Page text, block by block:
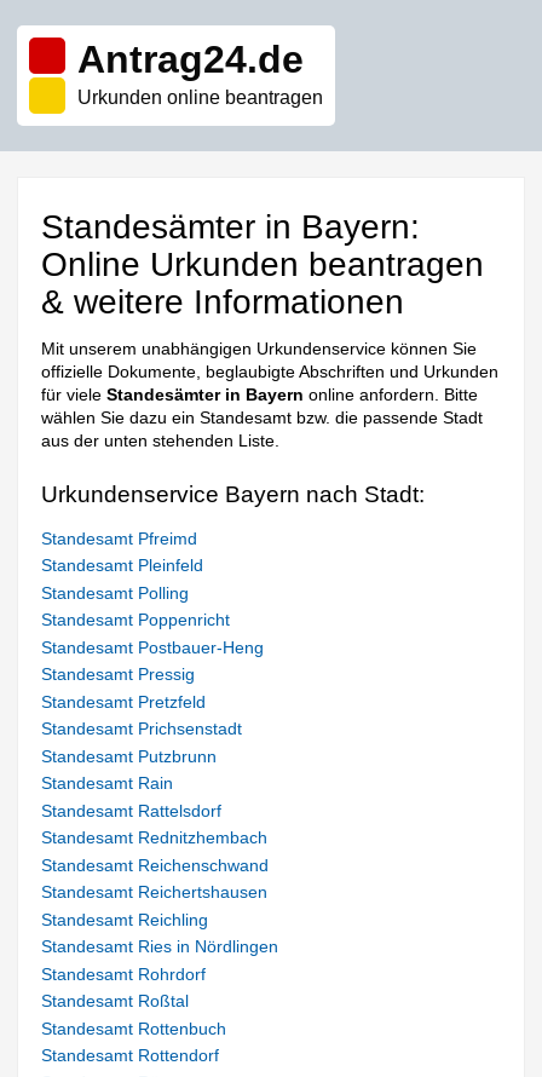
Antrag24.de
Urkunden online beantragen
Standesämter in Bayern:
Online Urkunden beantragen
& weitere Informationen
Mit unserem unabhängigen Urkundenservice können Sie
offizielle Dokumente, beglaubigte Abschriften und Urkunden
für vieleStandesämter in Bayern online anfordern. Bitte
wählen Sie dazu ein Standesamt bzw. die passende Stadt
aus der unten stehenden Liste.
Urkundenservice Bayern nach Stadt:
Standesamt Pfreimd
Standesamt Pleinfeld
Standesamt Polling
Standesamt Poppenricht
Standesamt Postbauer-Heng
Standesamt Pressig
Standesamt Pretzfeld
Standesamt Prichsenstadt
Standesamt Putzbrunn
Standesamt Rain
Standesamt Rattelsdorf
Standesamt Rednitzhembach
Standesamt Reichenschwand
Standesamt Reichertshausen
Standesamt Reichling
Standesamt Ries in Nördlingen
Standesamt Rohrdorf
Standesamt Roßtal
Standesamt Rottenbuch
Standesamt Rottendorf